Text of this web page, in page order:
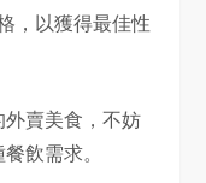
，以獲得最佳性
賣美食，不妨
飲需求。